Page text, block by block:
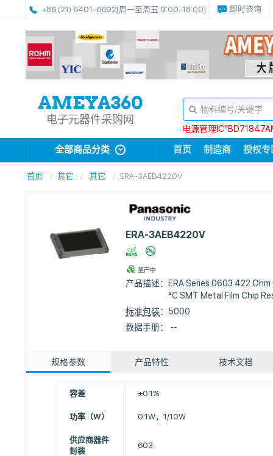
+86 (21) 6401-6692[周一至周五 9:00-18:00] 即时咨询
电子元器件采购网
电源管理
全部商品分类 首页 制造商 授权专
首页 其它 其它 ERA-3AEB4220V
ERA-3AEB4220V
量产中
产品描述：
ERA Series 0603 422 Ohm
°C SMT Metal Film Chip
标准包装：5000
数据手册： --
规格参数 产品特性 技术文档
容差 ±0.1%
功率（W） 0.1W，1/10W
供应商器件
封装
603